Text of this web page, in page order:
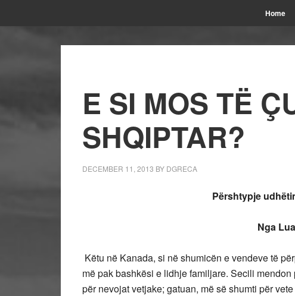
Home
E SI MOS TË
SHQIPTAR?
DECEMBER 11, 2013 BY DGRECA
Përshtypje
Nga
Këtu në Kanada, si në shumicën e vendeve të
më pak bashkësi e lidhje familjare. Secili
për nevojat vetjake; gatuan, më së shumti për